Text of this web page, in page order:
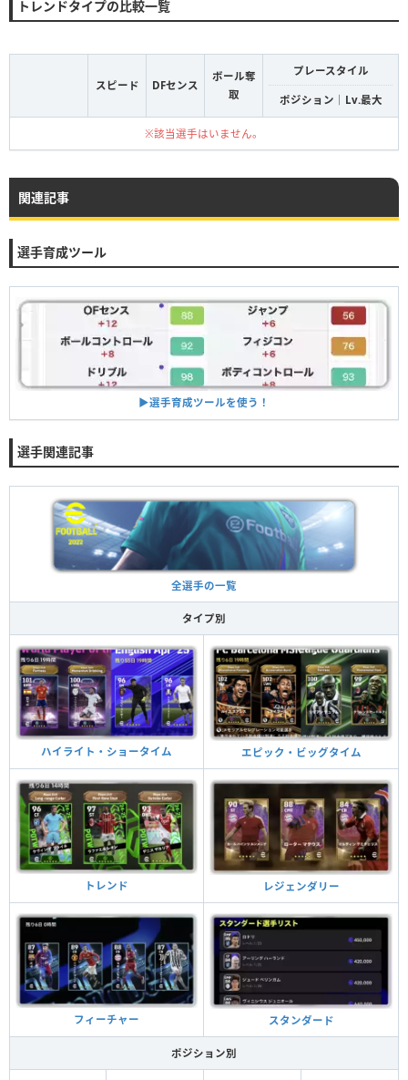
トレンドタイプの比較一覧
スピード DFセンス
ボール奪
取
プレースタイル
ポジション｜Lv.最大
※該当選手はいません。
関連記事
選手育成ツール
▶︎選手育成ツールを使う！
選手関連記事
全選手の一覧
タイプ別
ハイライト・ショータイム エピック・ビッグタイム
トレンド レジェンダリー
フィーチャー スタンダード
ポジション別